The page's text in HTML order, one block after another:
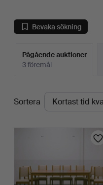
Bevaka sökning
Pågående auktioner
3 föremål
Pågående
auktioner
Sortera